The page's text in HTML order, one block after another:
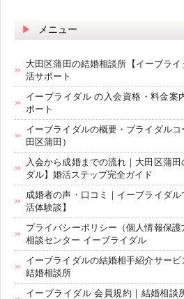
メニュー
大田区蒲田の結婚相談所【イーブラ
活サポート
イーブライダル の入会資格・料金案
ポート
イーブライダルの概要・ブライダル
田区蒲田）
入会から成婚までの流れ｜大田区蒲
ダル】婚活ステップ完全ガイド
成婚者の声・口コミ｜イーブライダ
活体験談】
プライバシーポリシー（個人情報保
相談センター イーブライダル
イーブライダルの結婚相手紹介サー
結婚相談所
イーブライダル 会員規約｜結婚相談